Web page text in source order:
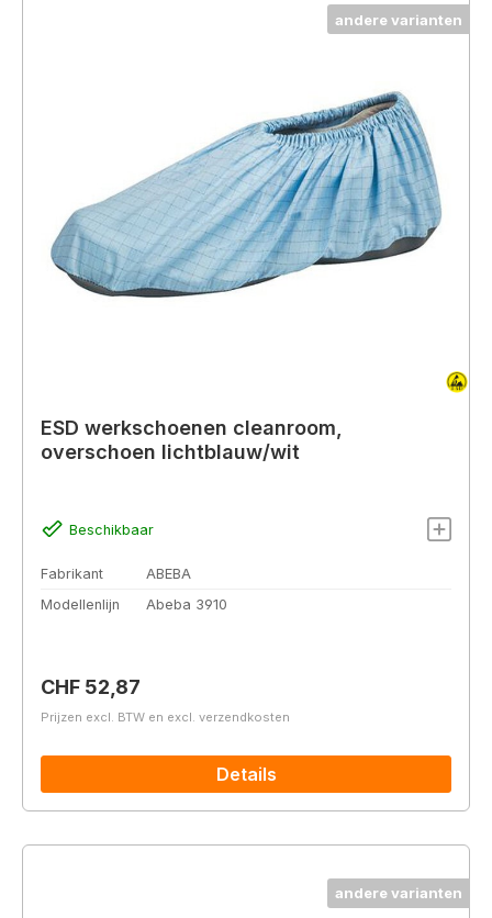
andere varianten
ESD werkschoenen cleanroom,
overschoen lichtblauw/wit
Beschikbaar
Fabrikant
ABEBA
Modellenlijn
Abeba 3910
Normale prijs:
CHF 52,87
Prijzen excl. BTW en excl. verzendkosten
Details
andere varianten